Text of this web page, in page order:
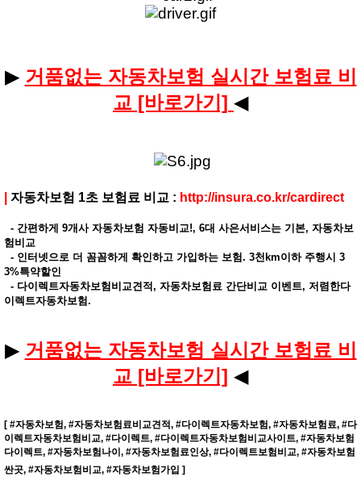
▶ 거품없는 자동차보험 실시간 보험료 비
교 [바로가기] ◀
자동차보험 1초 보험료 비교 : http://insura.co.kr/cardirect
- 간편하게 9개사 자동차보험 자동비교!, 6대 사은서비스는 기본, 자동차보
험비교
- 인터넷으로 더 꼼꼼하게 확인하고 가입하는 보험. 3천km이하 주행시 3
3%특약할인
- 다이렉트자동차보험비교견적, 자동차보험료 간단비교 이벤트, 저렴한다
이렉트자동차보험.
▶ 거품없는 자동차보험 실시간 보험료 비
교 [바로가기] ◀
​[ #자동차보험, #자동차보험료비교견적, #다이렉트자동차보험, #자동차보험료, #다
이렉트자동차보험비교, #다이렉트, #다이렉트자동차보험비교사이트, #자동차보험
다이렉트, #자동차보험나이, #자동차보험료인상, #다이렉트보험비교, #자동차보험
싼곳, #자동차보험비교, #자동차보험가입 ]